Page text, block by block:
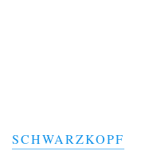
SCHWARZKOPF